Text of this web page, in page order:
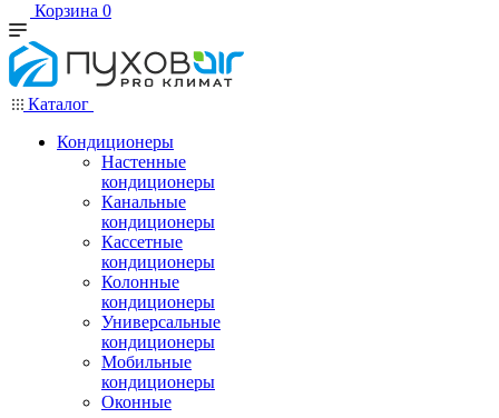
Корзина 0
Каталог
Кондиционеры
Настенные
кондиционеры
Канальные
кондиционеры
Кассетные
кондиционеры
Колонные
кондиционеры
Универсальные
кондиционеры
Мобильные
кондиционеры
Оконные